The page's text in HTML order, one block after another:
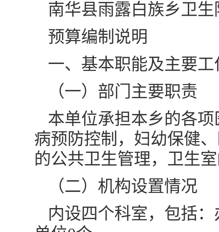
南华县雨露白族乡卫生
预算编制说明
一、基本职能及主要工
（一）部门主要职责
本单位承担本乡的各
病预防控制，妇幼保健
的公共卫生管理，卫生
（二）机构设置情况
内设四个科室，包括